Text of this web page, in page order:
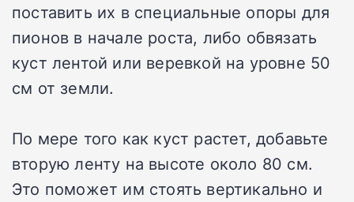
поставить их в специальные опоры для
пионов в начале роста, либо обвязать
куст лентой или веревкой на уровне 50
см от земли.
По мере того как куст растет, добавьте
вторую ленту на высоте около 80 см.
Это поможет им стоять вертикально и